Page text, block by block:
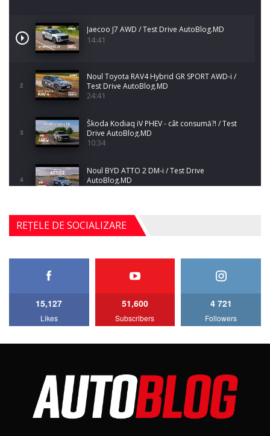
Jaecoo J7 AWD / Test Drive AutoBlog.MD
14:41
2
Noul Toyota RAV4 Hybrid GR SPORT AWD-i /
Test Drive AutoBlog.MD
24:41
3
Škoda Kodiaq iV PHEV - cât consumă?! / Test
Drive AutoBlog.MD
10:34
4
Noul BYD ATTO 2 DM-i / Test Drive
AutoBlog.MD
17:35
5
Noul Mercedes-Benz S-Class facelift (S 580
4MATIC V223) / Test Drive AutoBlog.MD
27:33
AutoBlog.MD
15:08
Noul Geely EX2 / Test Drive AutoBlog.MD
15:22
REȚELE DE SOCIALIZARE
15,127
Likes
51,600
Subscribers
4 721
Followers